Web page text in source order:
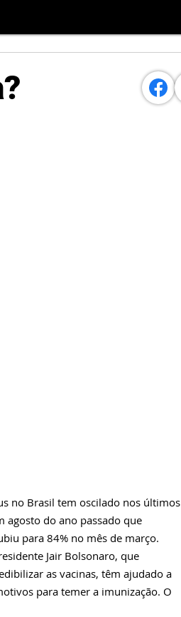
no Brasil tem oscilado nos últimos
agosto do ano passado que
para 84% no mês de março.
Jair Bolsonaro, que
as vacinas, têm ajudado a
para temer a imunização. O